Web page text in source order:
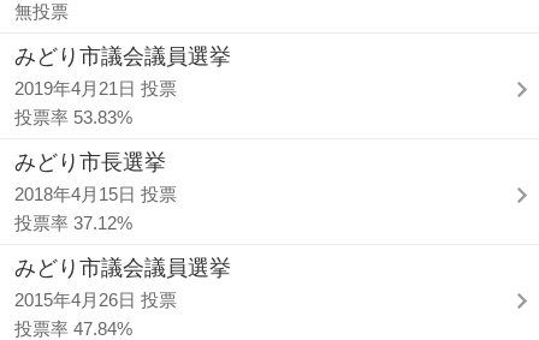
無投票
みどり市議会議員選挙
2019年4月21日 投票
投票率 53.83%
みどり市長選挙
2018年4月15日 投票
投票率 37.12%
みどり市議会議員選挙
2015年4月26日 投票
投票率 47.84%